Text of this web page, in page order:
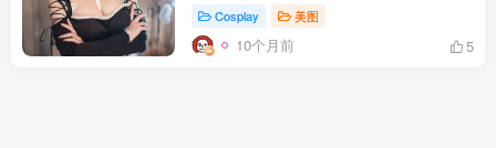
Cosplay 美图
10个月前 5